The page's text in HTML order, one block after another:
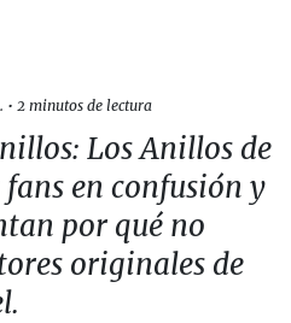
• 2 minutos de lectura
Los Anillos de
fans en confusión y
por qué no
originales de